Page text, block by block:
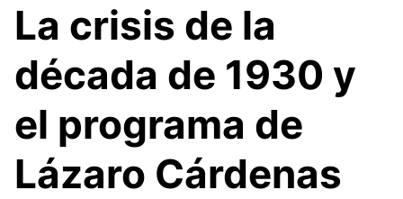
La crisis de la
década de 1930 y
el programa de
Lázaro Cárdenas